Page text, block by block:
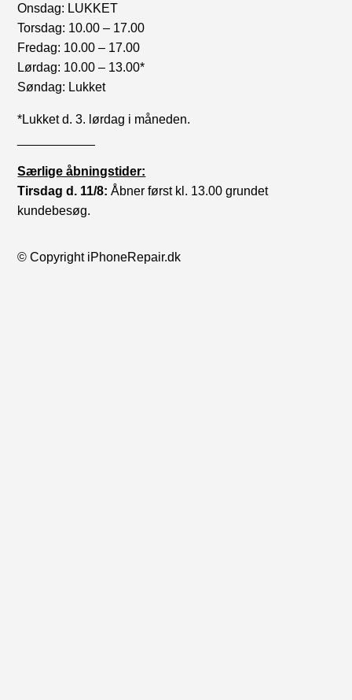
Onsdag: LUKKET
Torsdag: 10.00 – 17.00
Fredag: 10.00 – 17.00
Lørdag: 10.00 – 13.00*
Søndag: Lukket
*Lukket d. 3. lørdag i måneden.
Særlige åbningstider:
Tirsdag d. 11/8: Åbner først kl. 13.00 grundet
kundebesøg.
© Copyright iPhoneRepair.dk